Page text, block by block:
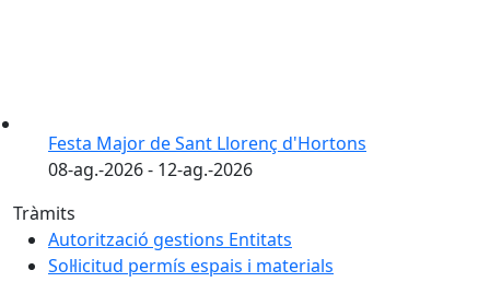
Festa Major de Sant Llorenç d'Hortons
08-ag.-2026 - 12-ag.-2026
Tràmits
Autorització gestions Entitats
Sol·licitud permís espais i materials